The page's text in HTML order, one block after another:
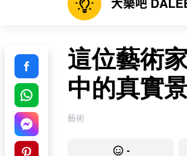
這位藝術
中的真實
藝術
-